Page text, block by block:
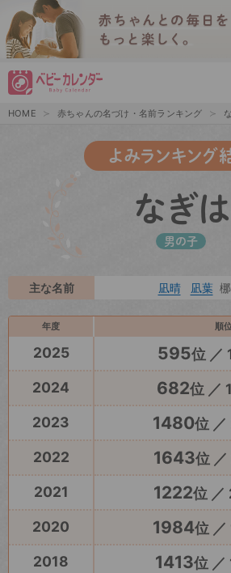
HOME 赤ちゃんの名づけ・名前ランキング
よみランキング
なぎは
男の子
主な名前 凪晴 凪葉
年度 順
2025 595位 ／
2024
682位 ／
2023
1480位
2022
1643位
2021
1222位 ／
2020
1984位
2018
1413位 ／